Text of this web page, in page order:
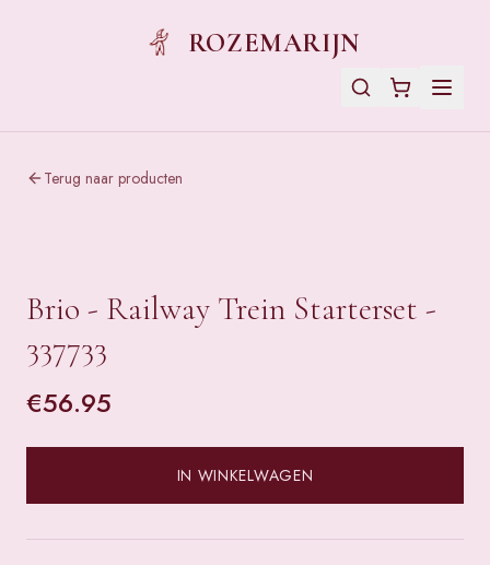
ROZEMARIJN
Terug naar producten
Brio - Railway Trein Starterset -
337733
€56.95
IN WINKELWAGEN